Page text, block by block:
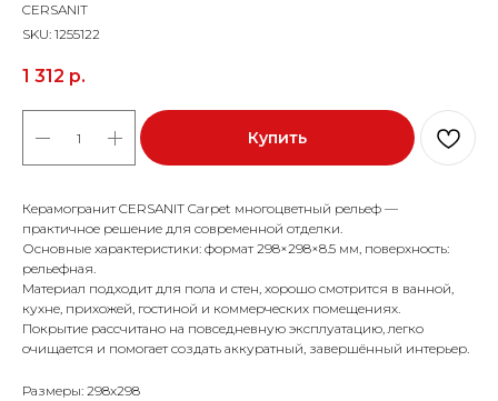
CERSANIT
SKU: 1255122
1 312 р.
Купить
Керамогранит CERSANIT Carpet многоцветный рельеф —
практичное решение для современной отделки.
Основные характеристики: формат 298×298×8.5 мм, поверхность:
рельефная.
Материал подходит для пола и стен, хорошо смотрится в ванной,
кухне, прихожей, гостиной и коммерческих помещениях.
Покрытие рассчитано на повседневную эксплуатацию, легко
очищается и помогает создать аккуратный, завершённый интерьер.
Размеры: 298x298